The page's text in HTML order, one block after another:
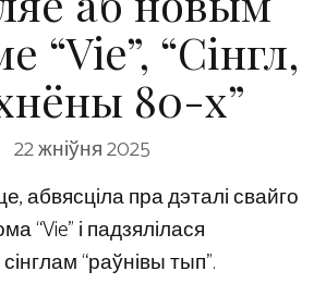
“Vie”, “Сінгл,
80-х”
22 жніўня 2025
абвясціла пра дэталі свайго
“Vie” і падзялілася
“раўнівы тып”.